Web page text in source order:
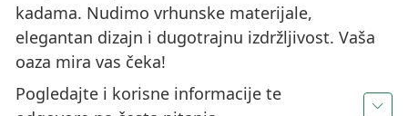
kadama. Nudimo vrhunske materijale,
elegantan dizajn i dugotrajnu izdržljivost. Vaša
oaza mira vas čeka!
Pogledajte i korisne informacije te